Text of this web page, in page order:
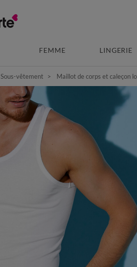
FEMME LINGERIE
Sous-vêtement Maillot de corps et caleçon